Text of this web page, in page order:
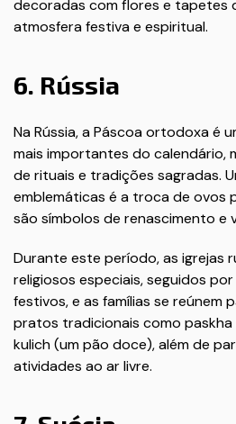
decoradas com flores e tapetes
atmosfera festiva e espiritual.
6. Rússia
Na Rússia, a Páscoa ortodoxa é
mais importantes do calendário,
de rituais e tradições sagradas.
emblemáticas é a troca de ovos
são símbolos de renascimento e
Durante este período, as igrejas
religiosos especiais, seguidos
festivos, e as famílias se reúnem
pratos tradicionais como paskha
kulich (um pão doce), além de
atividades ao ar livre.